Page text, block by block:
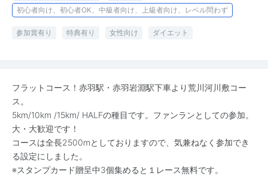
初心者向け、初心者OK、中級者向け、上級者向け、レベル問わず
参加賞有り 特典有り 女性向け ダイエット
フラットコース！赤羽駅・赤羽岩淵駅下車より荒川河川敷コー
ス。
5km/10km /15km/ HALFの種目です。ファンランとしての参加。
大・大歓迎です！
コースは全長2500mとしておりますので、気兼ねなく参加でき
る設定にしました。
※スタンプカード贈呈中3個集めると１レース無料です。